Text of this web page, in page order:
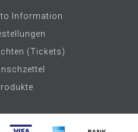
Information
(Tickets)